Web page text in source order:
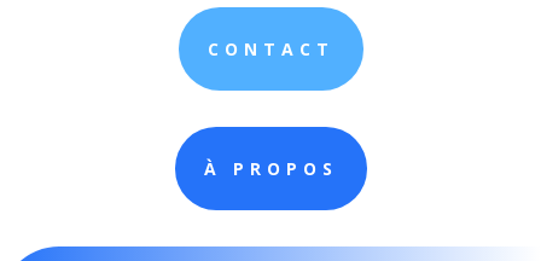
CONTACT
À PROPOS